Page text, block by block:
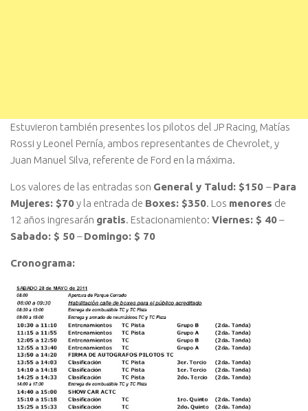
Estuvieron también presentes los pilotos del JP Racing, Matías
Rossi y Leonel Pernía, ambos representantes de Chevrolet, y
Juan Manuel Silva, referente de Ford en la máxima.
Los valores de las entradas son General y Talud: $150 –Para
Mujeres: $70y la entrada de Boxes: $350. Los menores de
12 años ingresarán gratis. Estacionamiento: Viernes: $ 40–
Sabado: $ 50–Domingo: $ 70
Cronograma: